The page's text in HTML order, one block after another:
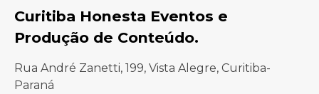
Curitiba Honesta Eventos e
Produção de Conteúdo.
Rua André Zanetti, 199, Vista Alegre, Curitiba-
Paraná